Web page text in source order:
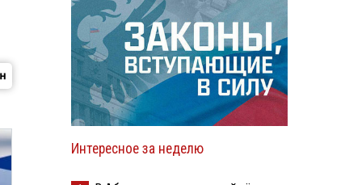
Интересное за неделю